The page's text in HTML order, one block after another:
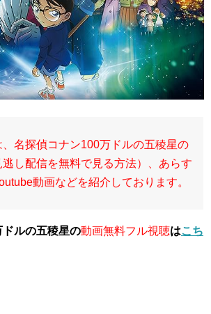
名探偵コナン100万ドルの五稜星の
し配信を無料で見る方法）、あらす
動画などを紹介しております。
ルの五稜星の動画無料フル視聴はこち